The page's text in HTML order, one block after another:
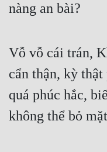
nàng an bài?
Vỗ vỗ cái trán,
cẩn thận, kỳ
quá phúc hắc,
không thể bỏ